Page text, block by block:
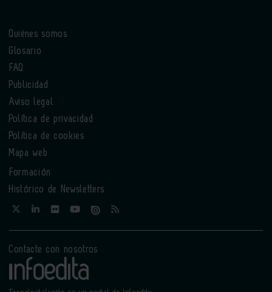
Quiénes somos
Glosario
FAQ
Publicidad
Aviso legal
Política de privacidad
Política de cookies
Mapa web
Formación
Histórico de Newsletters
Contacte con nosotros